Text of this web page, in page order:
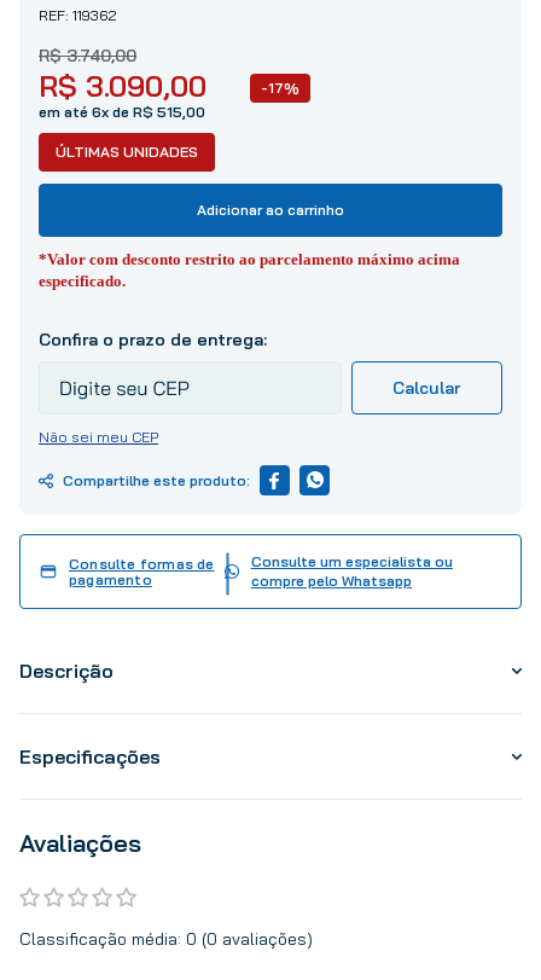
119362
R$ 3.090,00
R$ 3.740,00
-17%
em até 6x de R$ 515,00
ÚLTIMAS UNIDADES
Adicionar ao carrinho
*Valor com desconto restrito ao parcelamento máximo acima
especificado.
Não sei meu CEP
Consulte formas de
pagamento
Consulte um especialista ou
compre pelo Whatsapp
Descrição
Especificações
Avaliações
Classificação média: 0 (0 avaliações)
8º
cimento
9º
telha
10º tinta